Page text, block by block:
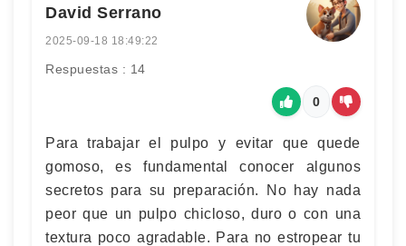
David Serrano
2025-09-18 18:49:22
Respuestas : 14
0
Para trabajar el pulpo y evitar que quede
gomoso, es fundamental conocer algunos
secretos para su preparación. No hay nada
peor que un pulpo chicloso, duro o con una
textura poco agradable. Para no estropear tu